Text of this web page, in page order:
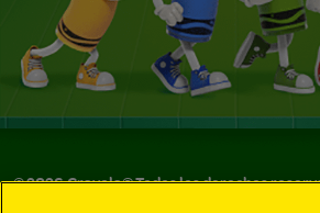
©2026Crayola® Todos los derechos